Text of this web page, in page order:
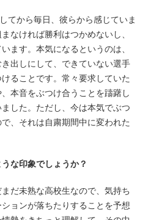
てから毎日、彼らから感じていま
なければ勝利はつかめないし、
ます。本気になるというのは、
出しにして、できていない選手
ることです。常々要求していた
本音をぶつけ合うことを躊躇し
した。ただし、今は本気でぶつ
、それは自粛期間中に変われた
な印象でしょうか？
だ未熟な高校生なので、気持ち
ョンが落ちたりすることを予想